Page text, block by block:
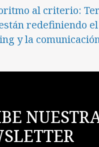
al criterio:
redefiniendo el
y la